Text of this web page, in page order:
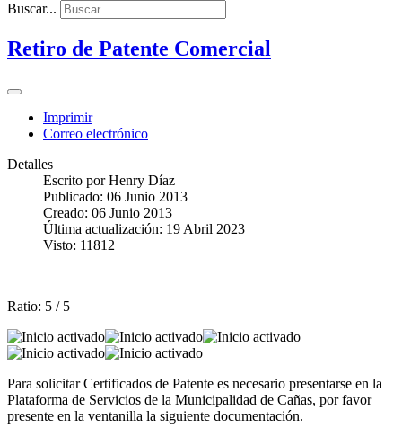
Buscar...
Retiro de Patente Comercial
Imprimir
Correo electrónico
Detalles
Escrito porHenry Díaz
Publicado: 06 Junio 2013
Creado: 06 Junio 2013
Última actualización: 19 Abril 2023
Visto: 11812
Ratio: 5 / 5
Para solicitar Certificados de Patente es necesario presentarse en la
Plataforma de Servicios de la Municipalidad de Cañas, por favor
presente en la ventanilla la siguiente documentación.